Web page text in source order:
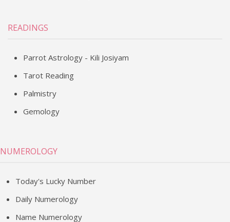
READINGS
Parrot Astrology - Kili Josiyam
Tarot Reading
Palmistry
Gemology
NUMEROLOGY
Today's Lucky Number
Daily Numerology
Name Numerology